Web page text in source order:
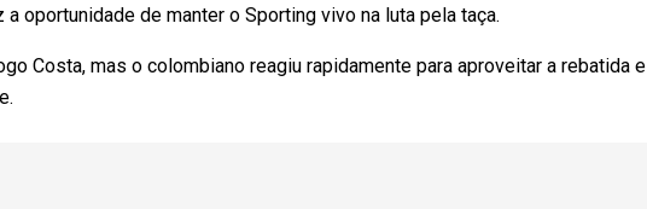
oportunidade de manter o Sporting vivo na luta pela taça.
Costa, mas o colombiano reagiu rapidamente para aproveitar a rebatida e